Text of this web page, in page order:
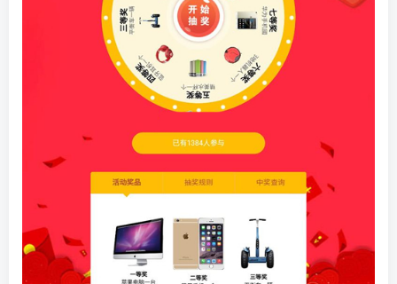
QQ登录
码云登录
百度登录
使用社交账号登录即表示同意隐私声明